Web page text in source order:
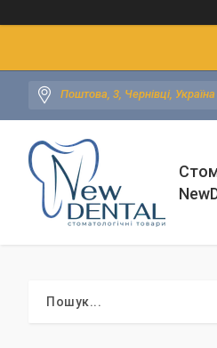
Поштова, 3, Чернівці, Україна